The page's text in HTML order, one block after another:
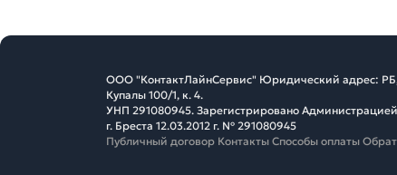
ООО "КонтактЛайнСервис" Юридический адрес: РБ,
Купалы 100/1, к. 4.
УНП 291080945. Зарегистрировано
г. Бреста 12.03.2012 г. № 291080945
Публичный договор Контакты Способы оплаты